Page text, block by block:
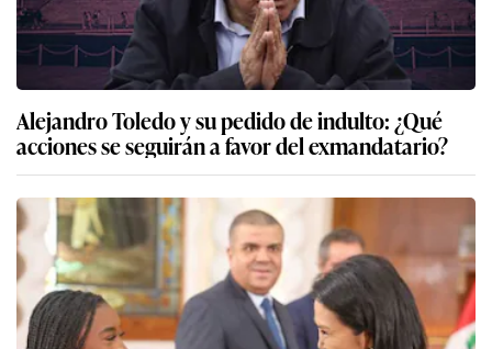
Alejandro Toledo y su pedido de indulto: ¿Qué
acciones se seguirán a favor del exmandatario?